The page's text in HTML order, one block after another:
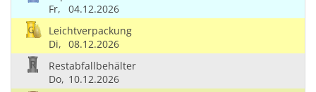
Fr,
04.12.2026
Leichtverpackung
Di, 08.12.2026
Restabfallbehälter
Do, 10.12.2026